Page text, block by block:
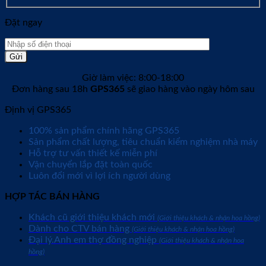
Đặt ngay
Giờ làm việc: 8:00-18:00
Đơn hàng sau 18h GPS365sẽ giao hàng vào ngày hôm sau
Định vị GPS365
100% sản phẩm chính hãng GPS365
Sản phẩm chất lượng, tiêu chuẩn kiểm nghiệm nhà máy
Hỗ trợ tư vấn thiết kế miễn phí
Vận chuyển lắp đặt toàn quốc
Luôn đổi mới vì lợi ích người dùng
HỢP TÁC BÁN HÀNG
Khách cũ giới thiệu khách mới (Giới thiệu khách & nhận hoa hồng)
Dành cho CTV bán hàng (Giới thiệu khách & nhận hoa hồng)
Đại lý.Anh em thợ đồng nghiệp (Giới thiệu khách & nhận hoa
hồng)